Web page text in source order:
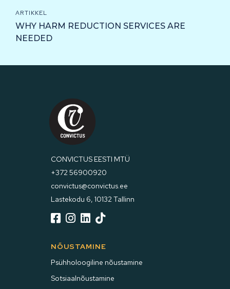
ARTIKKEL
WHY HARM REDUCTION SERVICES ARE
NEEDED
CONVICTUS EESTI MTÜ
+372 56900920
convictus@convictus.ee
Lastekodu 6, 10132 Tallinn
   
NÕUSTAMINE
Psühholoogiline nõustamine
Sotsiaalnõustamine